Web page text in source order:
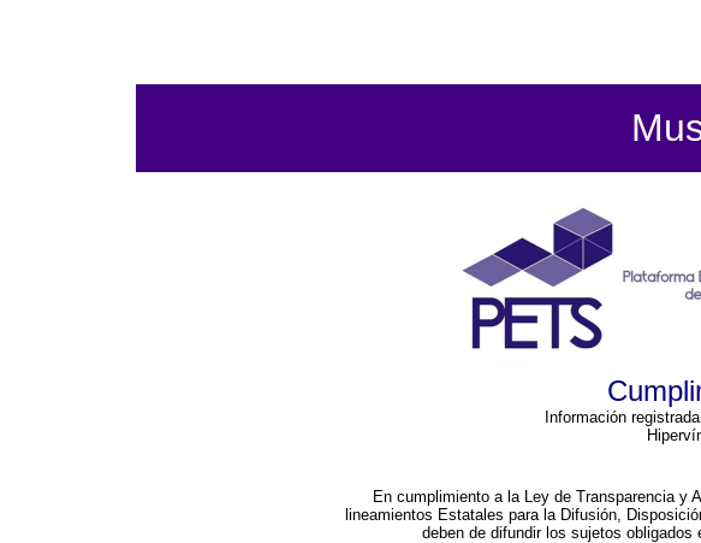
Información
En cumplimiento a la Ley de Transparencia
lineamientos Estatales para la Difusión,
deben de difundir los sujetos